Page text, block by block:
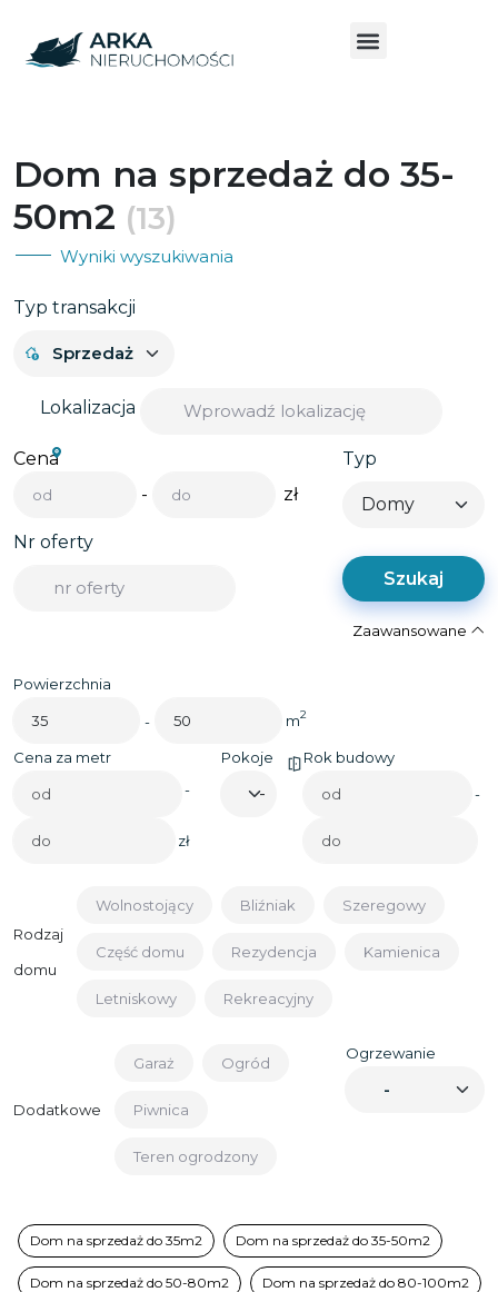
Dom na sprzedaż do 35-
50m2 (13)
Wyniki wyszukiwania
Typ transakcji
Lokalizacja
Cena
-
zł
Typ
Nr oferty
Szukaj
Zaawansowane
Powierzchnia
- m2
Cena za metr
-
zł
Pokoje Rok budowy
-
Rodzaj
domu
Wolnostojący Bliźniak Szeregowy
Część domu Rezydencja Kamienica
Letniskowy Rekreacyjny
Dodatkowe
Garaż Ogród
Piwnica
Teren ogrodzony
Ogrzewanie
Dom na sprzedaż do 35m2 Dom na sprzedaż do 35-50m2
Dom na sprzedaż do 50-80m2 Dom na sprzedaż do 80-100m2